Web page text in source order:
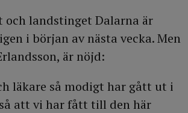
landstinget Dalarna är
i början av nästa vecka. Men
är nöjd:
läkare så modigt har gått ut i
att vi har fått till den här